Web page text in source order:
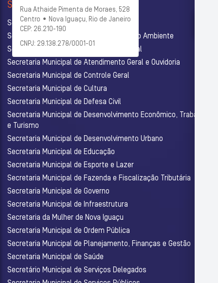
Rua Athaide Pimenta de Moraes, 528
Centro • Nova Iguaçu, Rio de Janeiro
CEP: 26.210-190
CNPJ: 29.138.278/0001-01
SECRETARIAS
Secretaria Municipal de Administração
Secretaria Municipal de Agricultura e Meio Ambiente
Secretaria Municipal de Assistência Social
Secretaria Municipal de Atendimento Geral e Ouvidoria
Secretaria Municipal de Controle Geral
Secretaria Municipal de Cultura
Secretaria Municipal de Defesa Civil
Secretaria Municipal de Desenvolvimento Econômico, Trabalho
e Turismo
Secretaria Municipal de Desenvolvimento Urbano
Secretaria Municipal de Educação
Secretaria Municipal de Esporte e Lazer
Secretaria Municipal de Fazenda e Fiscalização Tributária
Secretaria Municipal de Governo
Secretaria Municipal de Infraestrutura
Secretaria da Mulher de Nova Iguaçu
Secretaria Municipal de Ordem Pública
Secretaria Municipal de Planejamento, Finanças e Gestão
Secretaria Municipal de Saúde
Secretário Municipal de Serviços Delegados